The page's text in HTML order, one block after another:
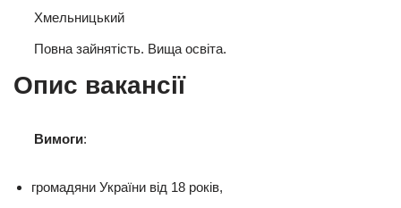
Хмельницький
Повна зайнятість. Вища освіта.
Опис вакансії
Вимоги:
громадяни України від 18 років,